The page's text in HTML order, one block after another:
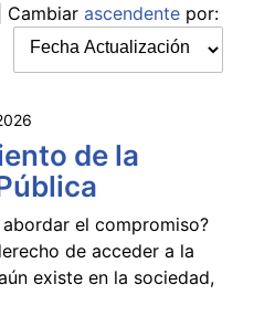
Cambiar ascendente por:
de la
el compromiso?
de acceder a la
existe en la sociedad,